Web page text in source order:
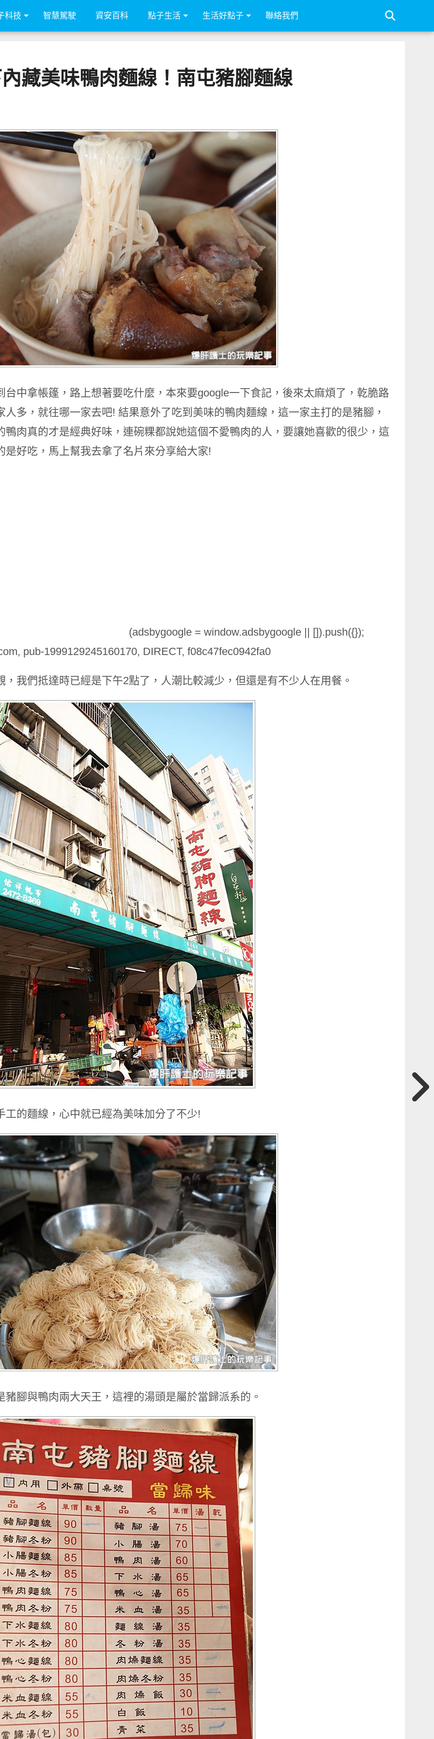
科技 智慧駕駛 資安百科 點子生活 生活好點子 聯絡我們
藏美味鴨肉麵線！南屯豬腳麵線
台中拿帳篷，路上想著要吃什麼，本來要google一下食記，後來太麻煩了，乾脆路
人多，就往哪一家去吧! 結果意外了吃到美味的鴨肉麵線，這一家主打的是豬腳，
鴨肉真的才是經典好味，連碗粿都說她這個不愛鴨肉的人，要讓她喜歡的很少，這
是好吃，馬上幫我去拿了名片來分享給大家!
(adsbygoogle = window.adsbygoogle || []).push({});
pub-1999129245160170, DIRECT, f08c47fec0942fa0
，我們抵達時已經是下午2點了，人潮比較減少，但還是有不少人在用餐。
工的麵線，心中就已經為美味加分了不少!
豬腳與鴨肉兩大天王，這裡的湯頭是屬於當歸派系的。